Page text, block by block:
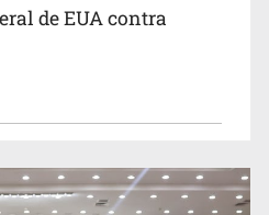
con complicidad de policías,
de EUA contra